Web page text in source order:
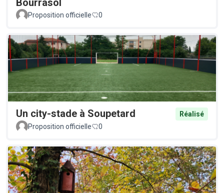
Proposition officielle 0
Un city-stade à Soupetard
Réalisé
Proposition officielle
0